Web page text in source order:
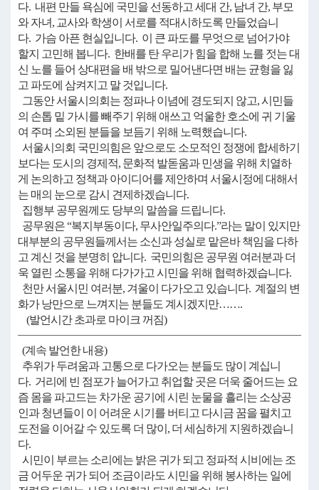
다. 내편 만들 욕심에 국민을 선동하고 세대 간, 남녀 간, 부모
와 자녀, 교사와 학생이 서로를 적대시하도록 만들었습니
다. 가슴 아픈 현실입니다. 이 큰 파도를 무엇으로 넘어가야
할지 고민해 봅니다. 한배를 탄 우리가 힘을 합해 노를 젓는 대
신 노를 들어 상대편을 배 밖으로 밀어낸다면 배는 균형을 잃
고 파도에 삼켜지고 말 것입니다.
그동안 서울시의회는 정파나 이념에 경도되지 않고, 시민들
의 손톱 밑 가시를 빼주기 위해 애쓰고 억울한 호소에 귀 기울
여 주며 소외된 분들을 보듬기 위해 노력했습니다.
서울시의회 국민의힘은 앞으로도 소모적인 정쟁에 합세하기
보다는 도시의 경제적, 문화적 발돋움과 민생을 위해 치열하
게 논의하고 정책과 아이디어를 제안하며 서울시정에 대해서
는 매의 눈으로 감시 견제하겠습니다.
집행부 공무원께도 당부의 말씀을 드립니다.
공무원은 “복지부동이다, 무사안일주의다.”라는 말이 있지만
대부분의 공무원들께서는 소신과 성실로 맡은바 책임을 다하
고 계신 것을 분명히 압니다. 국민의힘은 공무원 여러분과 더
욱 열린 소통을 위해 다가가고 시민을 위해 협력하겠습니다.
천만 서울시민 여러분, 겨울이 다가오고 있습니다. 계절의 변
화가 낭만으로 느껴지는 분들도 계시겠지만…….
(발언시간 초과로 마이크 꺼짐)
(계속 발언한 내용)
추위가 두려움과 고통으로 다가오는 분들도 많이 계십니
다. 거리에 빈 점포가 늘어가고 취업할 곳은 더욱 줄어드는 요
즘 몸을 파고드는 차가운 공기에 시린 눈물을 흘리는 소상공
인과 청년들이 이 어려운 시기를 버티고 다시금 꿈을 펼치고
도전을 이어갈 수 있도록 더 많이, 더 세심하게 지원하겠습니
다.
시민이 부르는 소리에는 밝은 귀가 되고 정파적 시비에는 조
금 어두운 귀가 되어 조금이라도 시민을 위해 봉사하는 일에